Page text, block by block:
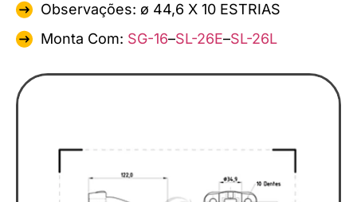
Observações: ø 44,6 X 10 ESTRIAS
Monta Com: SG-16–SL-26E–SL-26L